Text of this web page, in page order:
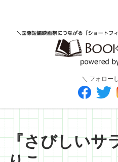
＼ フォロー
『さびしいサ